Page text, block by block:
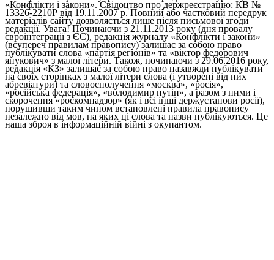
«Конфлікти і закони». Свідоцтво про держреєстрацію: КВ №
13326-2210Р від 19.11.2007 р. Повний або частковий передрук
матеріалів сайту дозволяється лише після письмової згоди
редакції. Увага! Починаючи з 21.11.2013 року (дня провалу
євроінтеграції з ЄС), редакція журналу «Конфлікти і закони»
(всупереч правилам правопису) залишає за собою право
публікувати слова «партія регіонів» та «віктор федорович
янукович» з малої літери. Також, починаючи з 29.06.2016 року,
редакція «КЗ» залишає за собою право назавжди публікувати
на своїх сторінках з малої літери слова (і утворені від них
абревіатури) та словосполучення «москва», «росія»,
«російська федерація», «володимир путін», а разом з ними і
скорочення «роскомнадзор» (як і всі інші держустанови росії),
порушивши таким чином встановлені правила правопису
незалежно від мов, на яких ці слова та назви публікуються. Це
наша зброя в інформаційній війні з окупантом.